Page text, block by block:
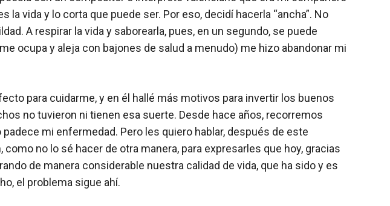
vida y lo corta que puede ser. Por eso, decidí hacerla “ancha”. No
A respirar la vida y saborearla, pues, en un segundo, se puede
ocupa y aleja con bajones de salud a menudo) me hizo abandonar mi
para cuidarme, y en él hallé más motivos para invertir los buenos
no tuvieron ni tienen esa suerte. Desde hace años, recorremos
mi enfermedad. Pero les quiero hablar, después de este
no lo sé hacer de otra manera, para expresarles que hoy, gracias
de manera considerable nuestra calidad de vida, que ha sido y es
el problema sigue ahí.